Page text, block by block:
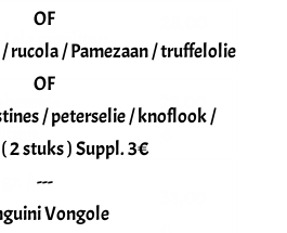
sla garnituur
€
22,00
/ sla
OF
rucola / Pamezaan / truffelolie
OF
/ peterselie / knoflook /
2 stuks ) Suppl. 3€
---
Vongole